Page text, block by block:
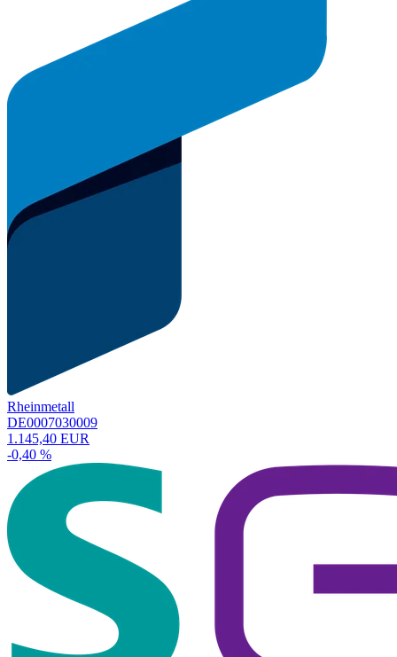
Rheinmetall
DE0007030009
1.145,40 EUR
-0,40 %